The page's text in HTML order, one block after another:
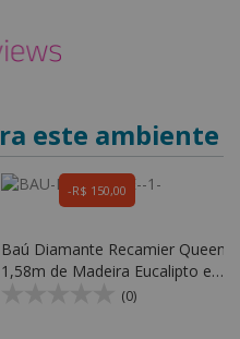
este ambiente
R$ 150,00
Baú Diamante Recamier Queen
1,58m de Madeira Eucalipto e
Espuma D28 - Kr Móveis
(0)